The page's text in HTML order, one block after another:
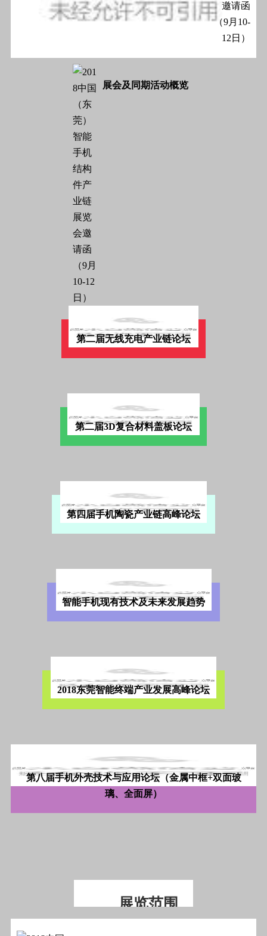
展会及同期活动概览
第二届无线充电产业链论坛
第二届3D复合材料盖板论坛
第四届手机陶瓷产业链高峰论坛
智能手机现有技术及未来发展趋势
2018东莞智能终端产业发展高峰论坛
第八届手机外壳技术与应用论坛（金属中框+双面玻
璃、全面屏）
展览范围